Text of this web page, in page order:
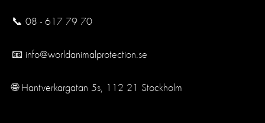
📞 08 - 617 79 70
📧 info@worldanimalprotection.se
🌐 Hantverkargatan 5s, 112 21 Stockholm